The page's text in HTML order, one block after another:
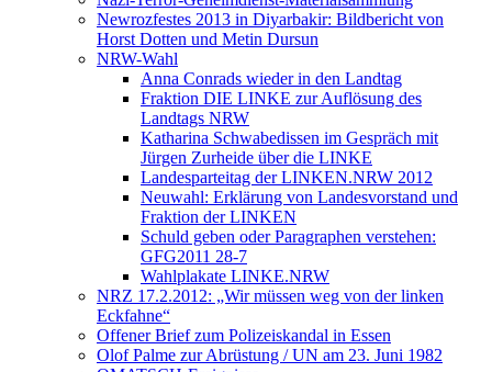
Newrozfestes 2013 in Diyarbakir: Bildbericht von
Horst Dotten und Metin Dursun
NRW-Wahl
Anna Conrads wieder in den Landtag
Fraktion DIE LINKE zur Auflösung des
Landtags NRW
Katharina Schwabedissen im Gespräch mit
Jürgen Zurheide über die LINKE
Landesparteitag der LINKEN.NRW 2012
Neuwahl: Erklärung von Landesvorstand und
Fraktion der LINKEN
Schuld geben oder Paragraphen verstehen:
GFG2011 28-7
Wahlplakate LINKE.NRW
NRZ 17.2.2012: „Wir müssen weg von der linken
Eckfahne“
Offener Brief zum Polizeiskandal in Essen
Olof Palme zur Abrüstung / UN am 23. Juni 1982